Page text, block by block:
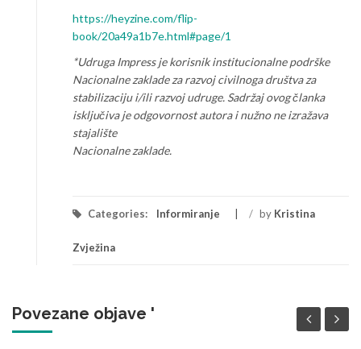
https://heyzine.com/flip-
book/20a49a1b7e.html#page/1
*Udruga Impress je korisnik institucionalne podrške
Nacionalne zaklade za razvoj civilnoga društva za
stabilizaciju i/ili razvoj udruge. Sadržaj ovog članka
isključiva je odgovornost autora i nužno ne izražava
stajalište
Nacionalne zaklade.
Categories: Informiranje / by Kristina
Zvježina
Povezane objave '